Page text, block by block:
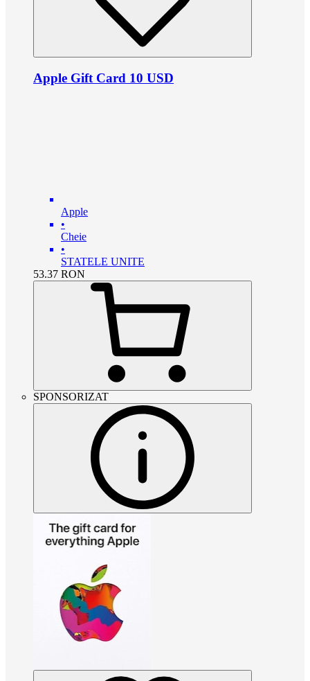
Apple Gift Card 10 USD
Apple
•
Cheie
•
STATELE UNITE
53.37 RON
SPONSORIZAT